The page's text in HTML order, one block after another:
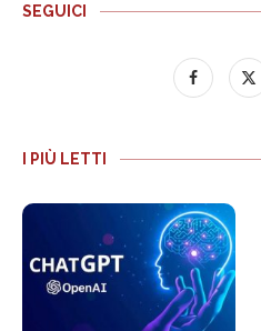
SEGUICI
I PIÙ LETTI